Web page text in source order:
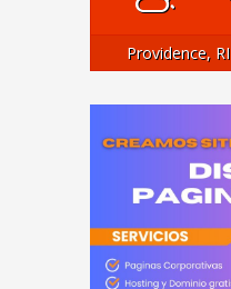
Providence, RI